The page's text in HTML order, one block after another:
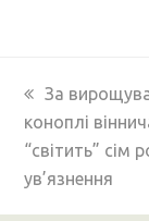
previous
post:
За
коноплі
“світить” сім
ув’язнення